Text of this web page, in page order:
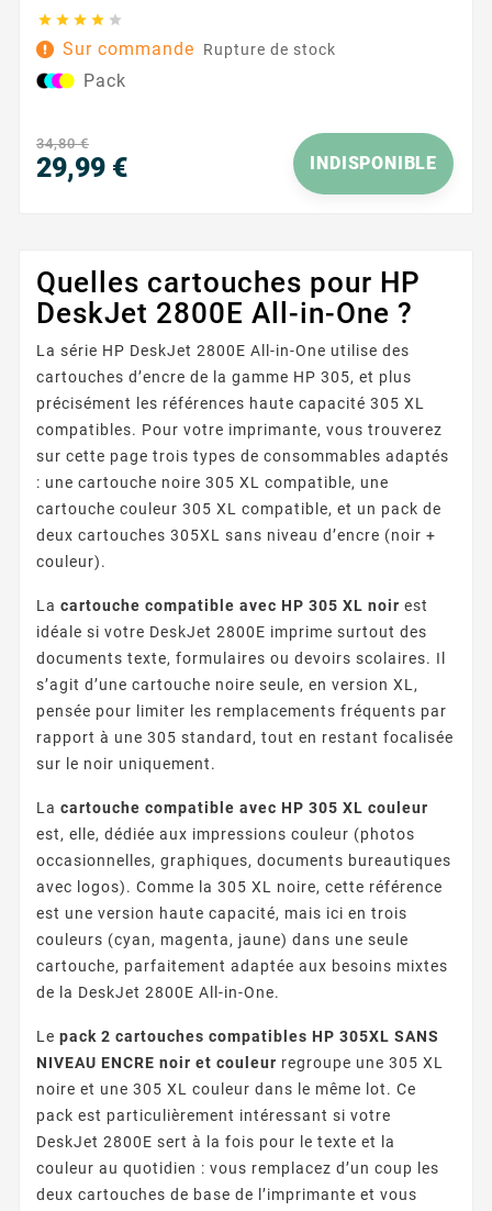
    
Sur commande Rupture de stock
Pack
34,80 €
29,99 € INDISPONIBLE
Quelles cartouches pour HP
DeskJet 2800E All-in-One ?
La série HP DeskJet 2800E All-in-One utilise des
cartouches d’encre de la gamme HP 305, et plus
précisément les références haute capacité 305 XL
compatibles. Pour votre imprimante, vous trouverez
sur cette page trois types de consommables adaptés
: une cartouche noire 305 XL compatible, une
cartouche couleur 305 XL compatible, et un pack de
deux cartouches 305XL sans niveau d’encre (noir +
couleur).
La cartouche compatible avec HP 305 XL noir est
idéale si votre DeskJet 2800E imprime surtout des
documents texte, formulaires ou devoirs scolaires. Il
s’agit d’une cartouche noire seule, en version XL,
pensée pour limiter les remplacements fréquents par
rapport à une 305 standard, tout en restant focalisée
sur le noir uniquement.
La cartouche compatible avec HP 305 XL couleur
est, elle, dédiée aux impressions couleur (photos
occasionnelles, graphiques, documents bureautiques
avec logos). Comme la 305 XL noire, cette référence
est une version haute capacité, mais ici en trois
couleurs (cyan, magenta, jaune) dans une seule
cartouche, parfaitement adaptée aux besoins mixtes
de la DeskJet 2800E All-in-One.
Le pack 2 cartouches compatibles HP 305XL SANS
NIVEAU ENCRE noir et couleur regroupe une 305 XL
noire et une 305 XL couleur dans le même lot. Ce
pack est particulièrement intéressant si votre
DeskJet 2800E sert à la fois pour le texte et la
couleur au quotidien : vous remplacez d’un coup les
deux cartouches de base de l’imprimante et vous